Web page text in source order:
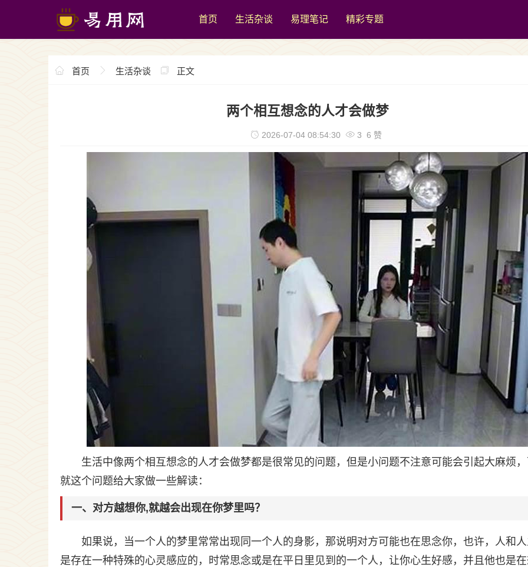
首页 生活杂谈 易理笔记 精彩专题
首页 生活杂谈 正文
两个相互想念的人才会做梦
2026-07-04 08:54:30 3 6 赞
生活中像两个相互想念的人才会做梦都是很常见的问题，但是小问题不注意可能会引起大麻烦
就这个问题给大家做一些解读：
一、对方越想你,就越会出现在你梦里吗？
如果说，当一个人的梦里常常出现同一个人的身影，那说明对方可能也在思念你，也许，人和
是存在一种特殊的心灵感应的，时常思念或是在平日里见到的一个人，让你心生好感，并且他也是